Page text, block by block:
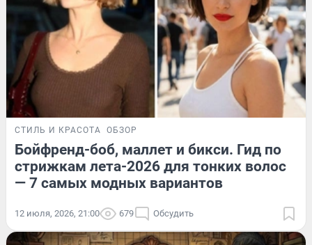
СТИЛЬ И КРАСОТА ОБЗОР
Бойфренд-боб, маллет и бикси. Гид по
стрижкам лета-2026 для тонких волос
— 7 самых модных вариантов
12 июля, 2026, 21:00 679 Обсудить